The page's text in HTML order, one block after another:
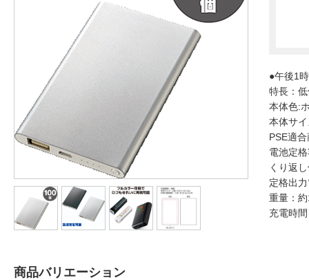
●午後1
特長：
本体色:
本体サ
PSE適
電池定
くり返
定格出
重量：
充電時
商品バリエーション